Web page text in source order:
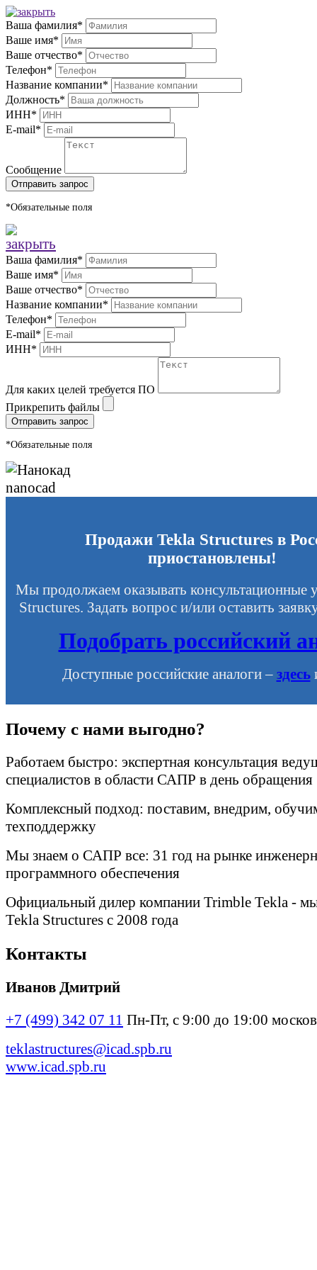
Ваша фамилия*
Ваше имя*
Ваше отчество*
Телефон*
Название компании*
Должность*
ИНН*
E-mail*
Сообщение
Отправить запрос
*Обязательные поля
Ваша фамилия*
Ваше имя*
Ваше отчество*
Название компании*
Телефон*
E-mail*
ИНН*
Для каких целей требуется ПО
Прикрепить файлы
Отправить запрос
*Обязательные поля
Продажи Tekla Structures в
приостановлены!
Мы продолжаем оказывать консультационные
Structures. Задать вопрос и/или оставить
Подобрать российский
Доступные российские аналоги – здесь
Почему с нами выгодно?
Работаем быстро: экспертная консультация
специалистов в области САПР в день обращения
Комплексный подход: поставим, внедрим,
техподдержку
Мы знаем о САПР все: 31 год на рынке
программного обеспечения
Официальный дилер компании Trimble Tekla -
Tekla Structures c 2008 года
Контакты
Иванов Дмитрий
+7 (499) 342 07 11 Пн-Пт, с 9:00 до 19:00
teklastructures@icad.spb.ru
www.icad.spb.ru